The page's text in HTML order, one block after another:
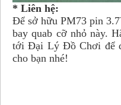
* Liên hệ:
Để sở hữu PM73 pin
bay quab cỡ nhỏ này.
tới Đại Lý Đồ Chơi để
cho bạn nhé!